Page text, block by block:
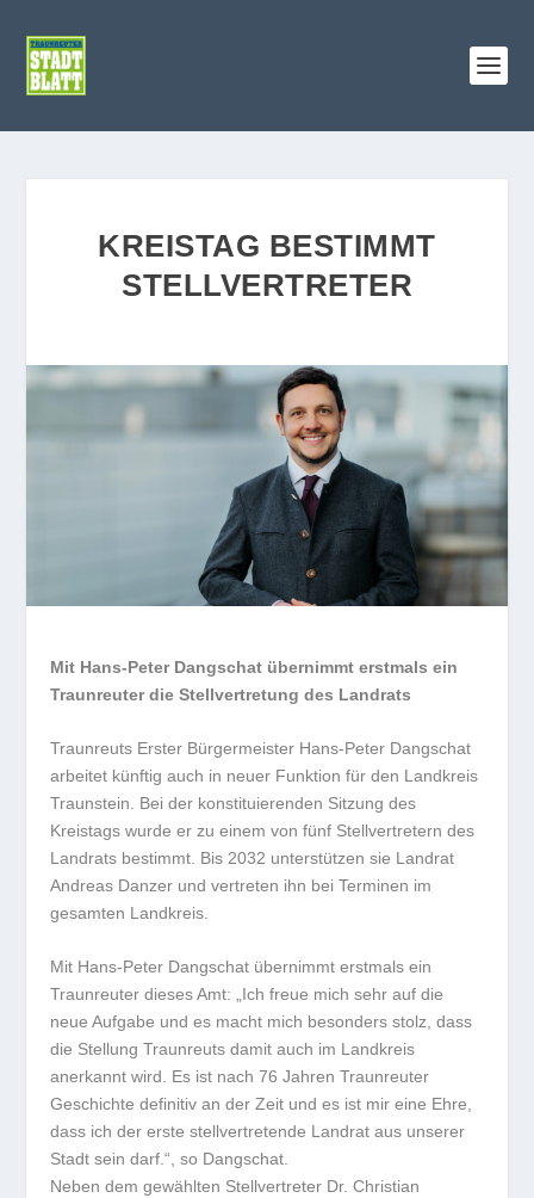
KREISTAG BESTIMMT
STELLVERTRETER
Mit Hans-Peter Dangschat übernimmt erstmals ein
Traunreuter die Stellvertretung des Landrats
Traunreuts Erster Bürgermeister Hans-Peter Dangschat
arbeitet künftig auch in neuer Funktion für den Landkreis
Traunstein. Bei der konstituierenden Sitzung des
Kreistags wurde er zu einem von fünf Stellvertretern des
Landrats bestimmt. Bis 2032 unterstützen sie Landrat
Andreas Danzer und vertreten ihn bei Terminen im
gesamten Landkreis.
Mit Hans-Peter Dangschat übernimmt erstmals ein
Traunreuter dieses Amt: „Ich freue mich sehr auf die
neue Aufgabe und es macht mich besonders stolz, dass
die Stellung Traunreuts damit auch im Landkreis
anerkannt wird. Es ist nach 76 Jahren Traunreuter
Geschichte definitiv an der Zeit und es ist mir eine Ehre,
dass ich der erste stellvertretende Landrat aus unserer
Stadt sein darf.“, so Dangschat.
Neben dem gewählten Stellvertreter Dr. Christian